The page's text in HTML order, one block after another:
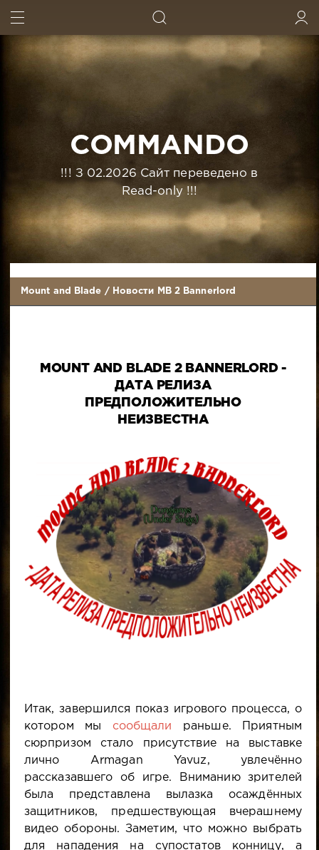
COMMANDO
!!! З 02.2026 Сайт переведено в
Read-only !!!
Mount and Blade / Новости MB 2 Bannerlord
MOUNT AND BLADE 2 BANNERLORD -
ДАТА РЕЛИЗА
ПРЕДПОЛОЖИТЕЛЬНО
НЕИЗВЕСТНА
Итак, завершился показ игрового процесса, о
котором мы сообщали
раньше. Приятным
сюрпризом стало присутствие на выставке
лично Armagan Yavuz, увлечённо
рассказавшего об игре. Вниманию зрителей
была представлена вылазка осаждённых
защитников, предшествующая вчерашнему
видео обороны. Заметим, что можно выбрать
для нападения на супостатов конницу, а